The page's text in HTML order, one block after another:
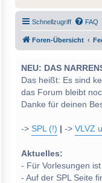
Schnellzugriff FAQ
Foren-Übersicht
NEU: DAS
Das heißt: Es sind
das Forum bleibt
Danke für deinen
-> SPL (!) -> VLVZ
Aktuelles:
- Für Vorlesungen
- Auf der SPL Seite